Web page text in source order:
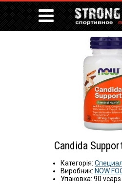
Candida
Категорія:
Виробник: NOW
Упаковка: 90 vcaps